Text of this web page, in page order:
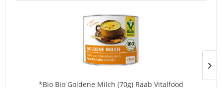
*Bio Bio Goldene Milch (70g) Raab Vitalfood